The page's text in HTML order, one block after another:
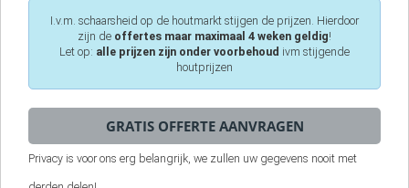
I.v.m. schaarsheid op de houtmarkt stijgen de prijzen. Hierdoor
zijn de offertes maar maximaal 4 weken geldig!
Let op: alle prijzen zijn onder voorbehoud ivm stijgende
houtprijzen
Privacy is voor ons erg belangrijk, we zullen uw gegevens nooit met